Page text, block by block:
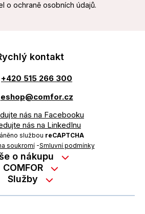
o ochraně osobních údajů.
kontakt
+420 515 266 300
eshop@comfor.cz
nás na Facebooku
nás na LinkedInu
službou reCAPTCHA
soukromí-Smluvní podmínky
o nákupu
Nákup na splátky
Možnosti platby
COMFOR
Kontakty
Kariéra
Služby